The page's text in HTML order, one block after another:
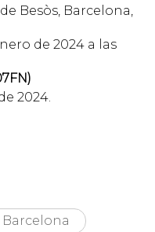
Besòs, Barcelona,
de 2024 a las
2024.
Barcelona